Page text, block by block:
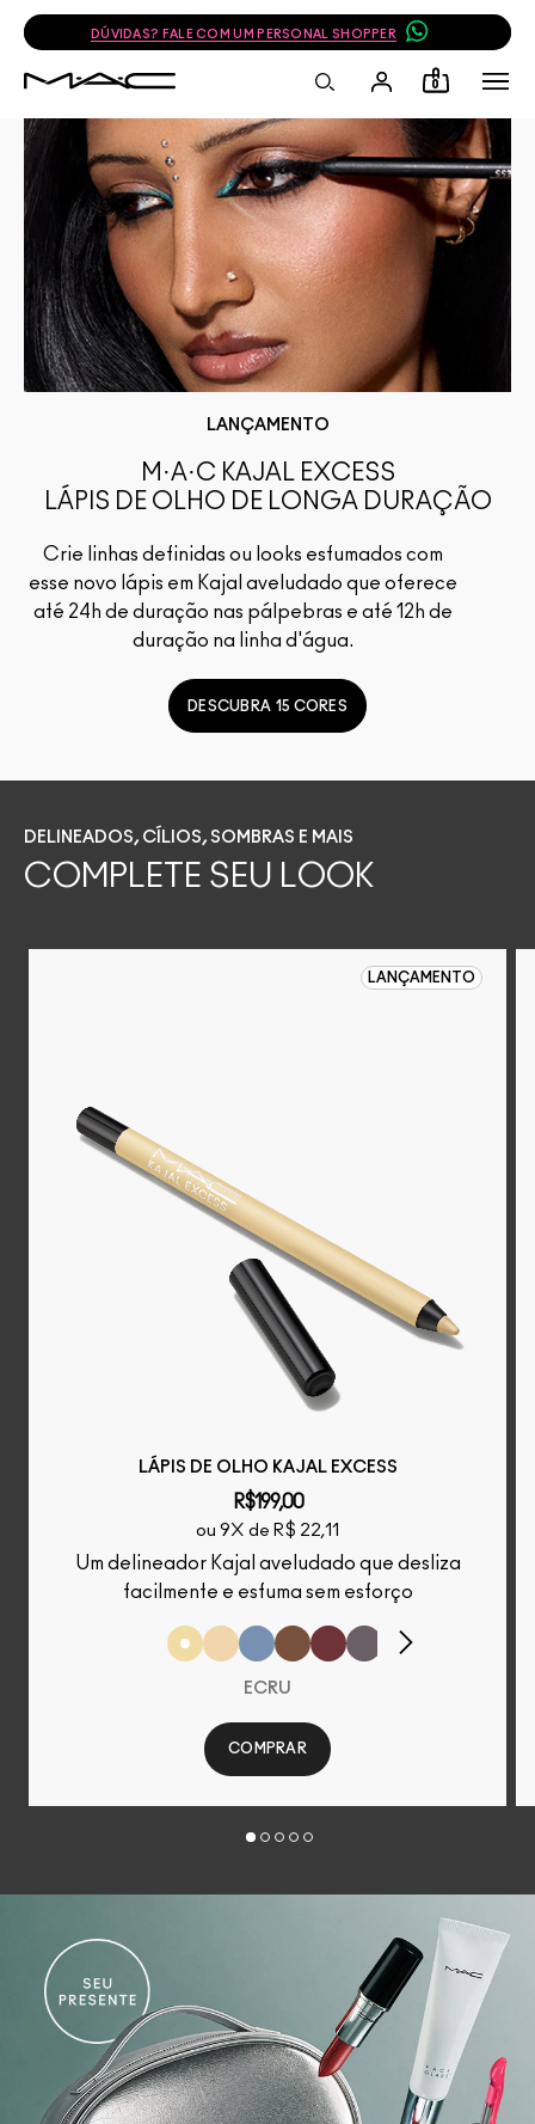
DÚVIDAS? FALE COM UM PERSONAL SHOPPER
0
LANÇAMENTO
M·A·C KAJAL EXCESS
LÁPIS DE OLHO DE LONGA DURAÇÃO
Crie linhas definidas ou looks esfumados com
esse novo lápis em Kajal aveludado que oferece
até 24h de duração nas pálpebras e até 12h de
duração na linha d'água.
DESCUBRA 15 CORES
DELINEADOS, CÍLIOS, SOMBRAS E MAIS
COMPLETE SEU LOOK
LANÇAMENTO
LÁPIS DE OLHO KAJAL EXCESS
R$199,00
ou 9X de R$ 22,11
Um delineador Kajal aveludado que desliza
facilmente e esfuma sem esforço
ECRU
COMPRAR